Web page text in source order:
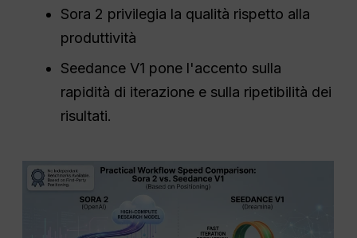
Sora 2 privilegia la qualità rispetto alla
produttività
Seedance V1 pone l'accento sulla
rapidità di iterazione e sulla ripetibilità dei
risultati.